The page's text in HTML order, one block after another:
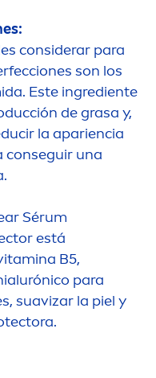
considerar para
son los
Este ingrediente
de grasa y,
la apariencia
conseguir una
Sérum
or está
a B5,
para
suavizar la piel y
ora.